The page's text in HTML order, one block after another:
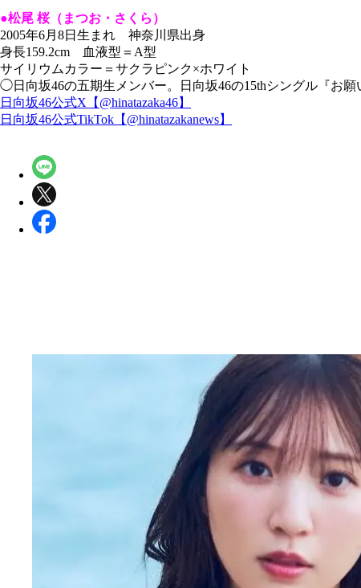
●松尾 桜（まつお・さくら）
2005年6月8日生まれ 神奈川県出身
身長159.2cm 血液型＝A型
サイリウムカラー＝サクラピンク×ホワイト
◯日向坂46の五期生メンバー。日向坂46の15thシングル『お願
日向坂46公式X【@hinatazaka46】
日向坂46公式TikTok【@hinatazakanews】